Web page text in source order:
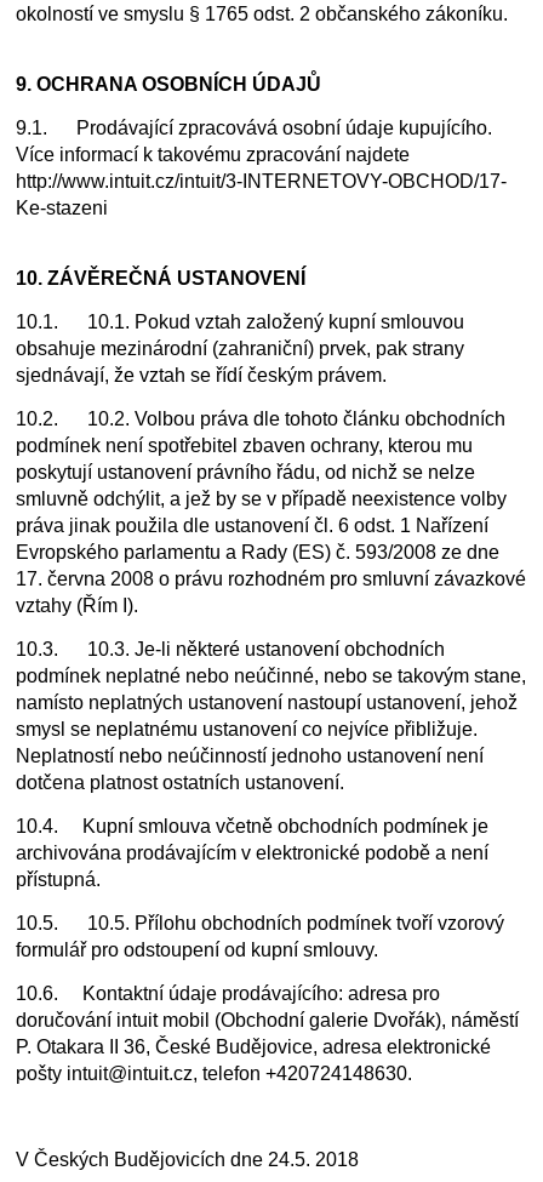
okolností ve smyslu § 1765 odst. 2 občanského zákoníku.
9. OCHRANA OSOBNÍCH ÚDAJŮ
9.1. Prodávající zpracovává osobní údaje kupujícího.
Více informací k takovému zpracování najdete
http://www.intuit.cz/intuit/3-INTERNETOVY-OBCHOD/17-
Ke-stazeni
10. ZÁVĚREČNÁ USTANOVENÍ
10.1. 10.1. Pokud vztah založený kupní smlouvou
obsahuje mezinárodní (zahraniční) prvek, pak strany
sjednávají, že vztah se řídí českým právem.
10.2. 10.2. Volbou práva dle tohoto článku obchodních
podmínek není spotřebitel zbaven ochrany, kterou mu
poskytují ustanovení právního řádu, od nichž se nelze
smluvně odchýlit, a jež by se v případě neexistence volby
práva jinak použila dle ustanovení čl. 6 odst. 1 Nařízení
Evropského parlamentu a Rady (ES) č. 593/2008 ze dne
17. června 2008 o právu rozhodném pro smluvní závazkové
vztahy (Řím I).
10.3. 10.3. Je-li některé ustanovení obchodních
podmínek neplatné nebo neúčinné, nebo se takovým stane,
namísto neplatných ustanovení nastoupí ustanovení, jehož
smysl se neplatnému ustanovení co nejvíce přibližuje.
Neplatností nebo neúčinností jednoho ustanovení není
dotčena platnost ostatních ustanovení.
10.4. Kupní smlouva včetně obchodních podmínek je
archivována prodávajícím v elektronické podobě a není
přístupná.
10.5. 10.5. Přílohu obchodních podmínek tvoří vzorový
formulář pro odstoupení od kupní smlouvy.
10.6. Kontaktní údaje prodávajícího: adresa pro
doručování intuit mobil (Obchodní galerie Dvořák), náměstí
P. Otakara II 36, České Budějovice, adresa elektronické
pošty intuit@intuit.cz, telefon +420724148630.
V Českých Budějovicích dne 24.5. 2018